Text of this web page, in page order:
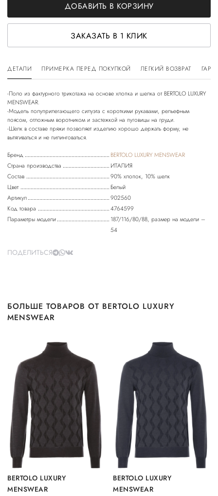
ДОБАВИТЬ В КОРЗИНУ
ЗАКАЗАТЬ В 1 КЛИК
ДЕТАЛИ ПРИМЕРКА ПЕРЕД ПОКУПКОЙ ЛЕГКИЙ ВОЗВРАТ
-Поло из фактурного трикотажа на основе хлопка и шелка от BERTOLO LUXURY
MENSWEAR.
-Модель полуприлегающего силуэта с короткими рукавами, рельефным
поясом, отложным воротником и застежкой на пуговицы на груди.
-Шелк в составе пряжи позволяет изделию хорошо держать форму, не
Бренд
BERTOLO LUXURY MENSWEAR
Страна производства
ИТАЛИЯ
Состав
90% хлопок, 10% шелк
Цвет
Белый
Артикул
902560
Код товара
4764599
Параметры модели
187/116/80/88, размер на модели –
54
ПОДЕЛИТЬСЯ
БОЛЬШЕ ТОВАРОВ ОТ BERTOLO LUXURY
MENSWEAR
BERTOLO LUXURY
MENSWEAR
BERTOLO LUXURY
MENSWEAR